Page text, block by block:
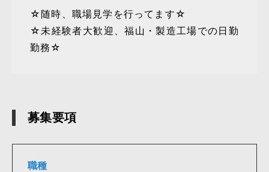
☆随時、職場見学を行ってます☆
☆未経験者大歓迎、福山・製造工場での日勤
勤務☆
募集要項
職種